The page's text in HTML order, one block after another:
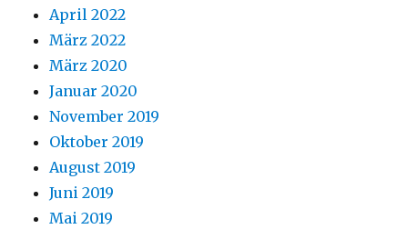
April 2022
März 2022
März 2020
Januar 2020
November 2019
Oktober 2019
August 2019
Juni 2019
Mai 2019